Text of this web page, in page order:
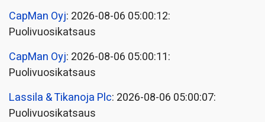
CapMan Oyj: 2026-08-06 05:00:12:
Puolivuosikatsaus
CapMan Oyj: 2026-08-06 05:00:11:
Puolivuosikatsaus
Lassila & Tikanoja Plc: 2026-08-06 05:00:07:
Puolivuosikatsaus